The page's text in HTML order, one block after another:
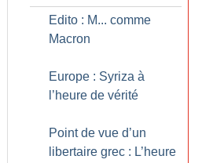
Edito : M... comme
Macron
Europe : Syriza à
l’heure de vérité
Point de vue d’un
libertaire grec : L’heure